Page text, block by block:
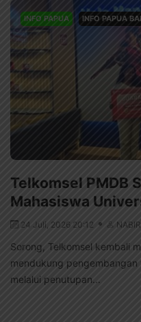
INFO PAPUA INFO PAPUA
Telkomsel PMDB
Mahasiswa
24 Juli, 2026 20:12
Sorong, Telkomsel kembali
mendukung
melalui penutupan...